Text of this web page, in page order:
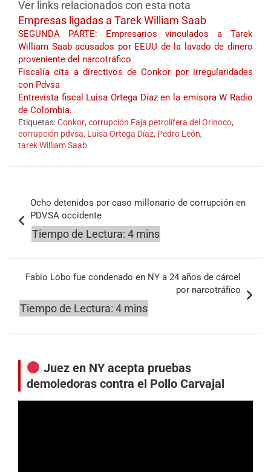
Ver links relacionados con esta nota
Empresas ligadas a Tarek William Saab
SEGUNDA PARTE: Empresarios vinculados a Tarek
William Saab acusados por EEUU de la lavado de dinero
proveniente del narcotráfico
Fiscalía cita a directivos de Conkor por irregularidades
con Pdvsa
Entrevista fiscal Luisa Ortega Díaz en la emisora W Radio
de Colombia.
Etiquetas:Conkor, corrupción Faja petrolífera del Orinoco,
corrupción pdvsa, Luisa Ortega Díaz, Pedro León,
tarek William Saab
de
entradas
Ocho detenidos por caso millonario de corrupción en
PDVSA occidente
Fabio Lobo fue condenado en NY a 24 años de cárcel
por narcotráfico
Juez en NY acepta pruebas
demoledoras contra el Pollo Carvajal